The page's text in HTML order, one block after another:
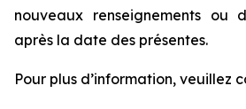
nouveaux renseignements ou
après la date des présentes.
Pour plus d’information, veuillez